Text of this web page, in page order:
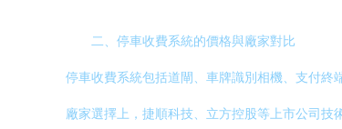
二、停車收費系統的價格與廠家對比
停車收費系統包括道閘、車牌識別相機、支付終
廠家選擇上，捷順科技、立方控股等上市公司